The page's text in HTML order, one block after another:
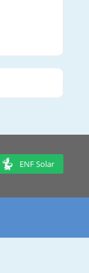
ENF Solar